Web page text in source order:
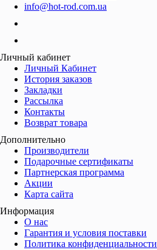
info@hot-rod.com.ua
Личный кабинет
Личный Кабинет
История заказов
Закладки
Рассылка
Контакты
Возврат товара
Дополнительно
Производители
Подарочные сертификаты
Партнерская программа
Акции
Карта сайта
Информация
О нас
Гарантия и условия поставки
Политика конфиденциальности